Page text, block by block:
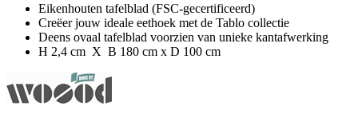
Eikenhouten tafelblad (FSC-gecertificeerd)
Creëer jouw ideale eethoek met de Tablo collectie
Deens ovaal tafelblad voorzien van unieke kantafwerking
H 2,4 cm X B 180 cm x D 100 cm